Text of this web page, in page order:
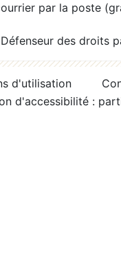
par la poste
des droits
d'utilisation
d'accessibilité :